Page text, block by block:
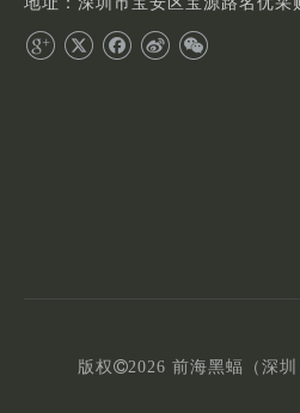
版权2026 前海黑蝠（深圳